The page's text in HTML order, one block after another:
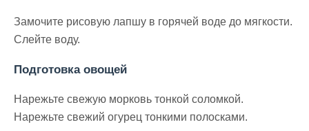
Замочите рисовую лапшу в горячей воде до мягкости.
Слейте воду.
Подготовка овощей
Нарежьте свежую морковь тонкой соломкой.
Нарежьте свежий огурец тонкими полосками.